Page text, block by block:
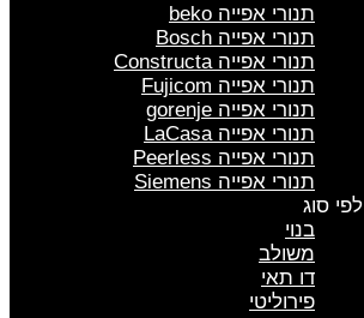
תנורי אפייה beko
תנורי אפייה Bosch
תנורי אפייה Constructa
תנורי אפייה Fujicom
תנורי אפייה gorenje
תנורי אפייה LaCasa
תנורי אפייה Peerless
תנורי אפייה Siemens
לפי סוג
בנוי
משולב
דו תאי
פירוליטי